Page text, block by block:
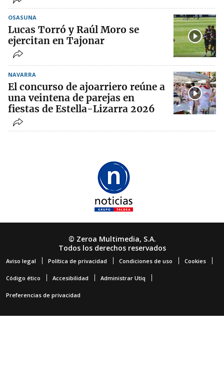
OSASUNA
Lucas Torró y Raúl Moro se
ejercitan en Tajonar
NAVARRA
El concurso de ajoarriero reúne a
una veintena de parejas en
fiestas de Estella-Lizarra 2026
© Zeroa Multimedia, S.A.
Todos los derechos reservados
Aviso legal Política de privacidad Condiciones de uso Cookies
Código ético Accesibilidad Administrar Utiq
Preferencias de privacidad